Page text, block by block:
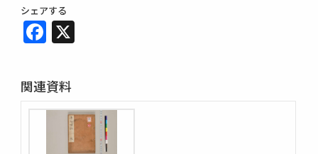
シェアする
Facebook
関連資料